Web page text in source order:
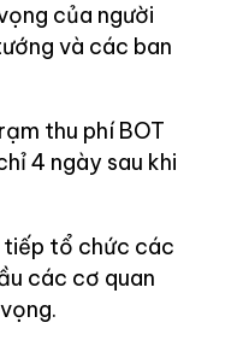
của người
và các ban
thu phí BOT
4 ngày sau khi
tiếp tổ chức các
các cơ quan